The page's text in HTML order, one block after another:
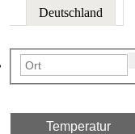
Deutschland
Temperatur